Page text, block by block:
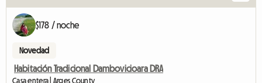
$178 / noche
Novedad
Habitación Tradicional Dambovicioara DRA
Casa entera | Argeș County